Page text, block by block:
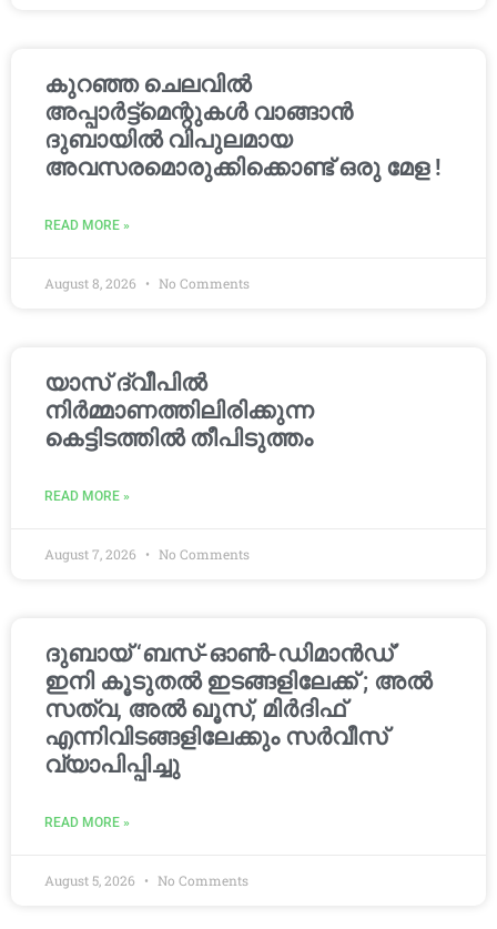
കുറഞ്ഞ ചെലവിൽ
അപ്പാർട്ട്മെന്റുകൾ വാങ്ങാൻ
ദുബായിൽ വിപുലമായ
അവസരമൊരുക്കിക്കൊണ്ട് ഒരു മേള !
READ MORE »
August 8, 2026 No Comments
യാസ് ദ്വീപിൽ
നിർമ്മാണത്തിലിരിക്കുന്ന
കെട്ടിടത്തിൽ തീപിടുത്തം
READ MORE »
August 7, 2026 No Comments
ദുബായ് ‘ബസ്-ഓൺ-ഡിമാൻഡ്’
ഇനി കൂടുതൽ ഇടങ്ങളിലേക്ക് ; അൽ
സത്വ, അൽ ഖൂസ്, മിർദിഫ്
എന്നിവിടങ്ങളിലേക്കും സർവീസ്
വ്യാപിപ്പിച്ചു
READ MORE »
August 5, 2026 No Comments